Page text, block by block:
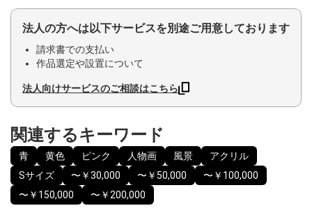
法人の方へは以下サービスを別途ご用意しております
請求書での支払い
作品選定や設置について
法人向けサービスのご相談はこちら
関連するキーワード
青 黄色 ピンク 人物画 風景
アクリル
Sサイズ
〜￥30,000 〜￥50,000
〜￥100,000
〜￥150,000
〜￥200,000